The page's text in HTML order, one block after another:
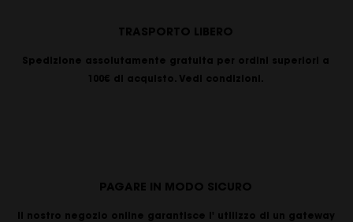
TRASPORTO LIBERO
Spedizione assolutamente gratuita per ordini superiori a
100€ di acquisto. Vedi condizioni.
PAGARE IN MODO SICURO
Il nostro negozio online garantisce l' utilizzo di un gateway